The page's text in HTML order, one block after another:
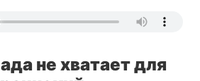
не хватает для